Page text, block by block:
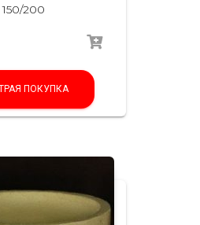
150/200
ПОКУПКА